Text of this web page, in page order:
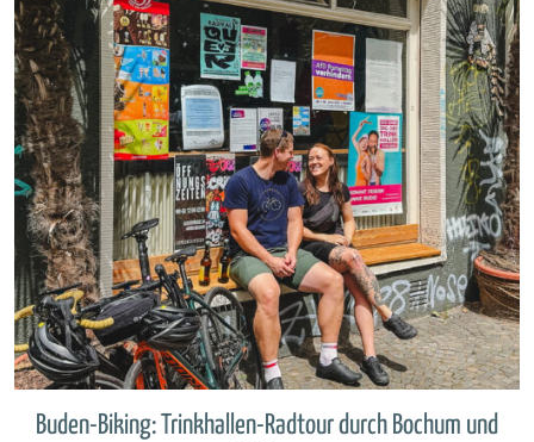
Buden-Biking: Trinkhallen-Radtour durch Bochum und